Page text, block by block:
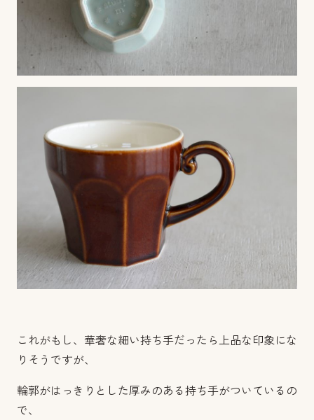
これがもし、華奢な細い持ち手だったら上品な印象にな
りそうですが、
輪郭がはっきりとした厚みのある持ち手がついているの
で、